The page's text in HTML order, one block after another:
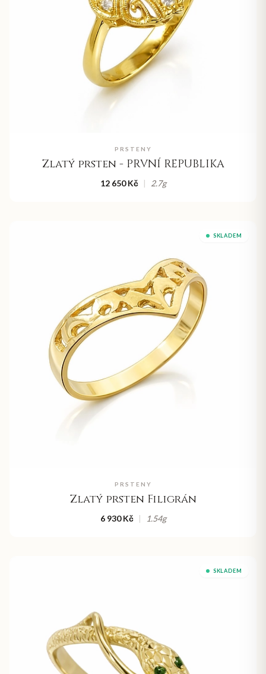
PRSTENY
Zlatý prsten - PRVNÍ REPUBLIKA
12 650 Kč | 2.7g
SKLADEM
PRSTENY
Zlatý prsten Filigrán
6 930 Kč | 1.54g
SKLADEM